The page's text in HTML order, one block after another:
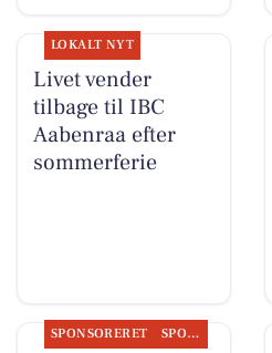
LOKALT NYT
Livet vender
tilbage til IBC
Aabenraa efter
sommerferie
SPONSORERET SPONSORERET INDHOLD